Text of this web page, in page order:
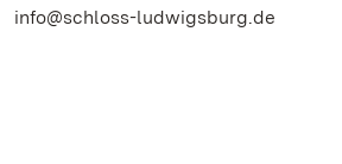
info@schloss-ludwigsburg.de